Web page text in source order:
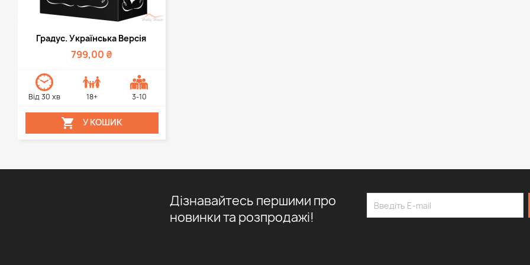
Швидкий перегляд
Градус. Українська Версія
799,00 ₴
Від 30 хв 18+ 3-10
 У КОШИК
Дізнавайтесь першими про
новинки та розпродажі!